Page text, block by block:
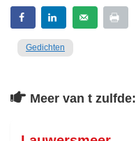
Gedichten
Meer van t zulfde: